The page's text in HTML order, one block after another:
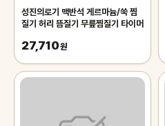
성진의로기 맥반석 게르마늄/쑥 찜
질기 허리 뜸질기 무릎찜질기 타이머
27,710원